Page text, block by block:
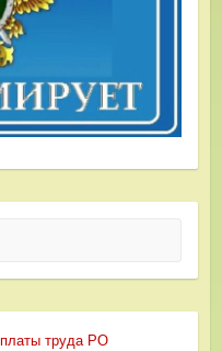
труда РО